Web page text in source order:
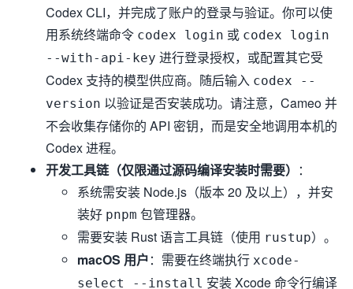
Codex CLI，并完成了账户的登录与验证。你可以使
用系统终端命令 codex login 或 codex login
--with-api-key 进行登录授权，或配置其它受
Codex 支持的模型供应商。随后输入 codex --
version 以验证是否安装成功。请注意，Cameo 并
不会收集存储你的 API 密钥，而是安全地调用本机的
Codex 进程。
开发工具链（仅限通过源码编译安装时需要） ：
系统需安装 Node.js（版本 20 及以上），并安
装好 pnpm 包管理器。
需要安装 Rust 语言工具链（使用 rustup）。
macOS 用户：需要在终端执行 xcode-
select --install 安装 Xcode 命令行编译